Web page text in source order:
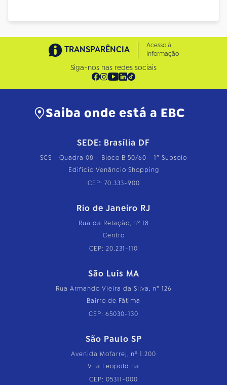
TRANSPARÊNCIA
Acesso à
Informação
Siga-nos nas redes sociais
Saiba onde está a EBC
SEDE: Brasília DF
SCS - Quadra 08 - Bloco B 50/60 - 1º Subsolo
Edifício Venâncio Shopping
CEP: 70.333-900
Rio de Janeiro RJ
Rua da Relação, nº 18
Centro
CEP: 20.231-110
São Luís MA
Rua Armando Vieira da Silva, nº 126
Bairro de Fátima
CEP: 65030-130
São Paulo SP
Avenida Mofarrej, nº 1.200
Vila Leopoldina
CEP: 05311-000